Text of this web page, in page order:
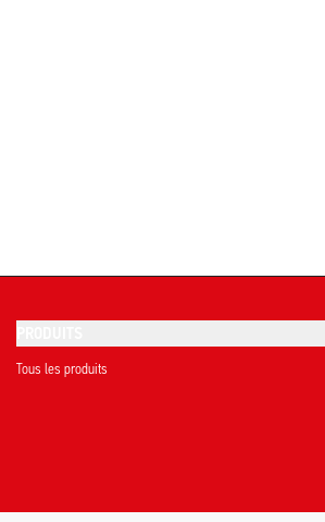
Tous les produits